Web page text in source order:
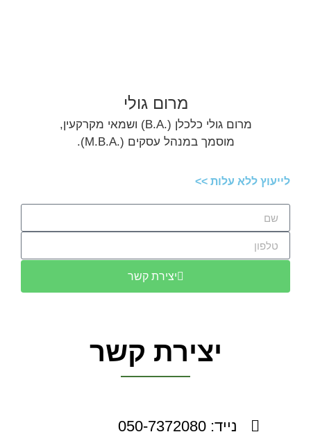
מרום גולי
מרום גולי כלכלן (.B.A) ושמאי מקרקעין,
מוסמך במנהל עסקים (.M.B.A).
לייעוץ ללא עלות >>
יצירת קשר
יצירת קשר
נייד: 050-7372080